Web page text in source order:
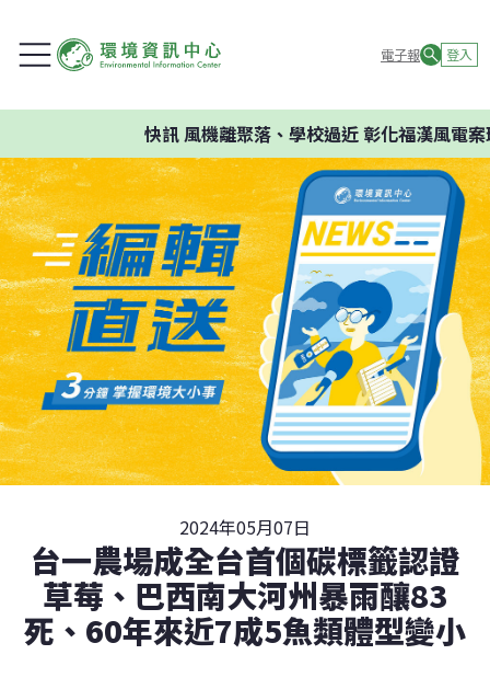
電子報 登入
快訊風機離聚落、學校過近 彰化福漢風電案環
2024年05月07日
台一農場成全台首個碳標籤認證
草莓、巴西南大河州暴雨釀83
死、60年來近7成5魚類體型變小